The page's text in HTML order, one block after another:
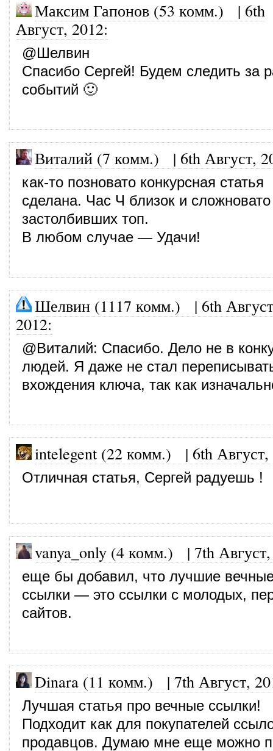
Максим Гапонов (53 комм.) | 6th
Август, 2012:
@Шелвин
Спасибо Сергей! Будем следить за
событий 🙂
Виталий (7 комм.) | 6th Август,
как-то позновато конкурсная статья
сделана. Час Ч близок и сложновато
застолбивших топ.
В любом случае — Удачи!
Шелвин (1117 комм.) | 6th
2012:
@Виталий: Спасибо. Дело не в
людей. Я даже не стал
вхождения ключа, так как
intelegent (22 комм.) | 6th
Отличная статья, Сергей радуешь !
vanya_only (4 комм.) | 7th
еще бы добавил, что лучшие
ссылки — это ссылки с молодых,
сайтов.
Dinara (11 комм.) | 7th Август,
Лучшая статья про вечные ссылки!
Подходит как для покупателей
продавцов. Думаю мне еще можно